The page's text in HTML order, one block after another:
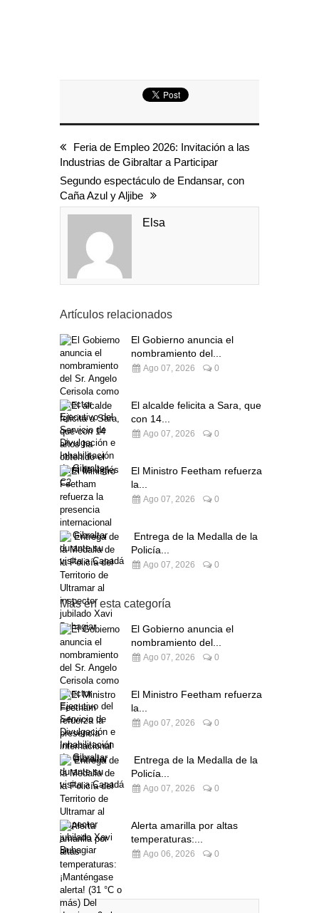
Feria de Empleo 2026: Invitación a las
Industrias de Gibraltar a Participar
Segundo espectáculo de Endansar, con
Caña Azul y Aljibe
Elsa
Artículos relacionados
El Gobierno anuncia el
nombramiento del...
Ago 07, 2026 0
El alcalde felicita a Sara, que
con 14...
Ago 07, 2026 0
El Ministro Feetham refuerza
la...
Ago 07, 2026 0
Entrega de la Medalla de la
Policía...
Ago 07, 2026 0
Más en esta categoría
El Gobierno anuncia el
nombramiento del...
Ago 07, 2026 0
El Ministro Feetham refuerza
la...
Ago 07, 2026 0
Entrega de la Medalla de la
Policía...
Ago 07, 2026 0
Alerta amarilla por altas
temperaturas:...
Ago 06, 2026 0